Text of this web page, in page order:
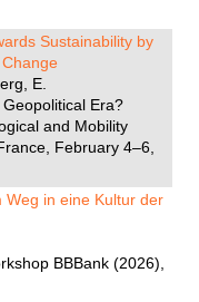
Sustainability by
E.
Era?
and Mobility
February 4–6,
Weg in eine Kultur der
BBBank (2026),